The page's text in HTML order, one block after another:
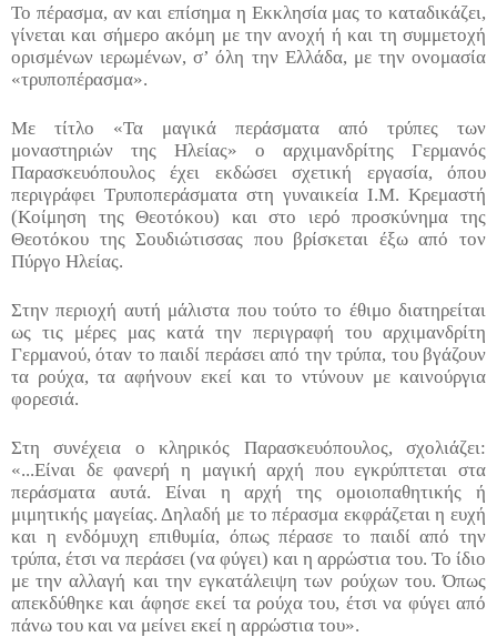
Το πέρασμα, αν και επίσημα η Εκκλησία μας το καταδικάζει,
γίνεται και σήμερο ακόμη με την ανοχή ή και τη συμμετοχή
ορισμένων ιερωμένων, σ’ όλη την Ελλάδα, με την ονομασία
«τρυποπέρασμα».
Με τίτλο «Τα μαγικά περάσματα από τρύπες των
μοναστηριών της Ηλείας» ο αρχιμανδρίτης Γερμανός
Παρασκευόπουλος έχει εκδώσει σχετική εργασία, όπου
περιγράφει Τρυποπεράσματα στη γυναικεία Ι.Μ. Κρεμαστή
(Κοίμηση της Θεοτόκου) και στο ιερό προσκύνημα της
Θεοτόκου της Σουδιώτισσας που βρίσκεται έξω από τον
Πύργο Ηλείας.
Στην περιοχή αυτή μάλιστα που τούτο το έθιμο διατηρείται
ως τις μέρες μας κατά την περιγραφή του αρχιμανδρίτη
Γερμανού, όταν το παιδί περάσει από την τρύπα, του βγάζουν
τα ρούχα, τα αφήνουν εκεί και το ντύνουν με καινούργια
φορεσιά.
Στη συνέχεια ο κληρικός Παρασκευόπουλος, σχολιάζει:
«...Είναι δε φανερή η μαγική αρχή που εγκρύπτεται στα
περάσματα αυτά. Είναι η αρχή της ομοιοπαθητικής ή
μιμητικής μαγείας. Δηλαδή με το πέρασμα εκφράζεται η ευχή
και η ενδόμυχη επιθυμία, όπως πέρασε το παιδί από την
τρύπα, έτσι να περάσει (να φύγει) και η αρρώστια του. Το ίδιο
με την αλλαγή και την εγκατάλειψη των ρούχων του. Όπως
απεκδύθηκε και άφησε εκεί τα ρούχα του, έτσι να φύγει από
πάνω του και να μείνει εκεί η αρρώστια του».